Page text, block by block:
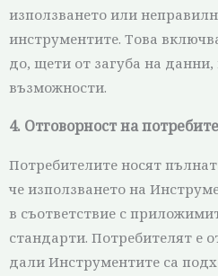
използването или
инструментите. Това
до, щети от загуба на
възможности.
4. Отговорност на
Потребителите носят
че използването на
в съответствие с
стандарти. Потребителят е
дали Инструментите са